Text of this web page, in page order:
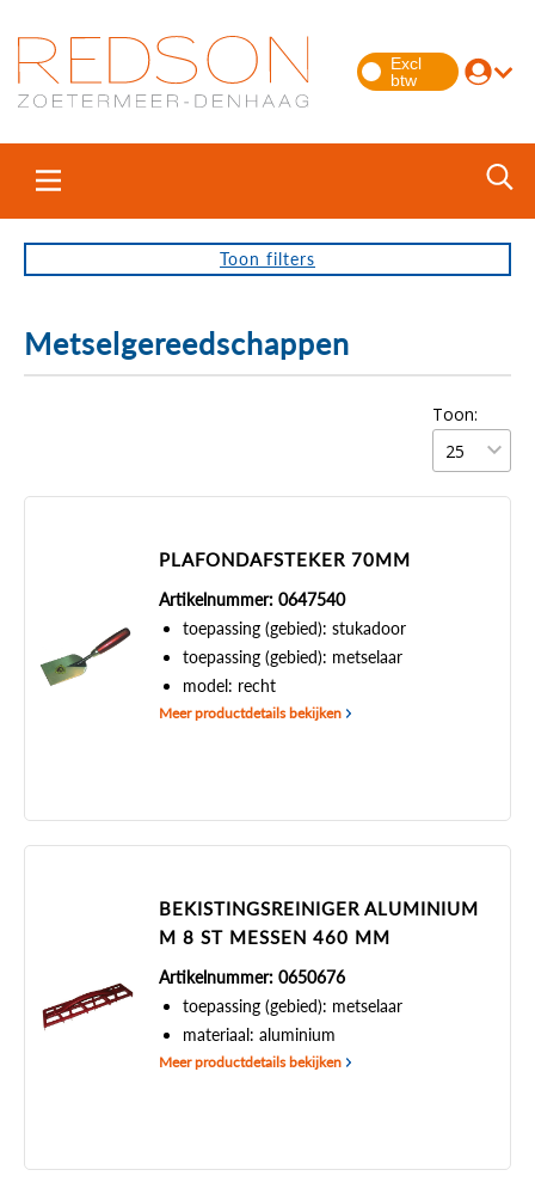
Toon filters
Metselgereedschappen
Toon:
PLAFONDAFSTEKER 70MM
Artikelnummer: 0647540
toepassing (gebied): stukadoor
toepassing (gebied): metselaar
model: recht
Meer productdetails bekijken
BEKISTINGSREINIGER ALUMINIUM
M 8 ST MESSEN 460 MM
Artikelnummer: 0650676
toepassing (gebied): metselaar
materiaal: aluminium
Meer productdetails bekijken